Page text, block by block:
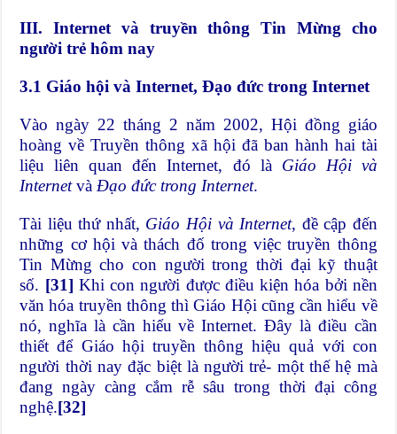
III. Internet và truyền thông Tin Mừng cho
người trẻ hôm nay
3.1 Giáo hội và Internet, Đạo đức trong Internet
Vào ngày 22 tháng 2 năm 2002, Hội đồng giáo
hoàng về Truyền thông xã hội đã ban hành hai tài
liệu liên quan đến Internet, đó là Giáo Hội và
InternetvàĐạo đức trong Internet.
Tài liệu thứ nhất, Giáo Hội và Internet, đề cập đến
những cơ hội và thách đố trong việc truyền thông
Tin Mừng cho con người trong thời đại kỹ thuật
số. [31] Khi con người được điều kiện hóa bởi nền
văn hóa truyền thông thì Giáo Hội cũng cần hiểu về
nó, nghĩa là cần hiểu về Internet. Đây là điều cần
thiết để Giáo hội truyền thông hiệu quả với con
người thời nay đặc biệt là người trẻ- một thế hệ mà
đang ngày càng cắm rễ sâu trong thời đại công
nghệ.[32]